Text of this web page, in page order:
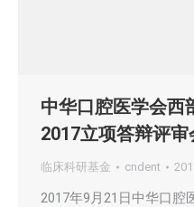
中华口腔医学会西
2017立项答辩评审
临床科研基金 cndent
2017年9月21日中华口腔